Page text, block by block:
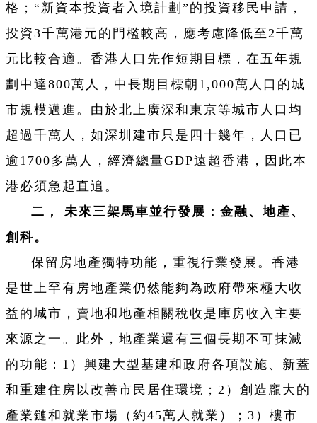
格；“新資本投資者入境計劃”的投資移民申請，
投資3千萬港元的門檻較高，應考慮降低至2千萬
元比較合適。香港人口先作短期目標，在五年規
劃中達800萬人，中長期目標朝1,000萬人口的城
市規模邁進。由於北上廣深和東京等城市人口均
超過千萬人，如深圳建市只是四十幾年，人口已
逾1700多萬人，經濟總量GDP遠超香港，因此本
港必須急起直追。
二， 未來三架馬車並行發展：金融、地產、
創科。
保留房地產獨特功能，重視行業發展。香港
是世上罕有房地產業仍然能夠為政府帶來極大收
益的城市，賣地和地產相關稅收是庫房收入主要
來源之一。此外，地產業還有三個長期不可抹滅
的功能：1）興建大型基建和政府各項設施、新蓋
和重建住房以改善市民居住環境；2）創造龐大的
產業鏈和就業市場（約45萬人就業）；3）樓市